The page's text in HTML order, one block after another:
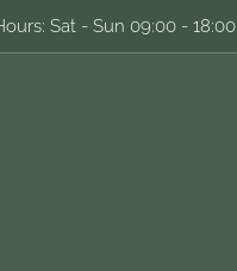
Sat - Sun 09:00 - 18:00